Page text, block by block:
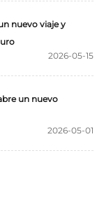
nuevo viaje y
2026-05-15
un nuevo
2026-05-01